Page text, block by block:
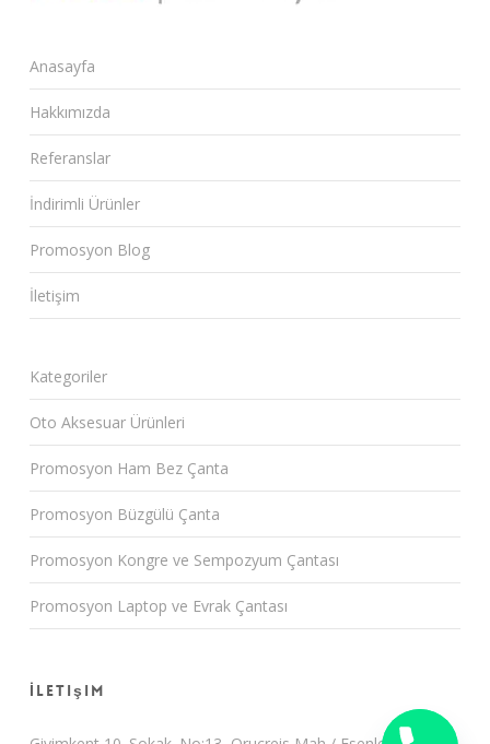
Anasayfa
Hakkımızda
Referanslar
İndirimli Ürünler
Promosyon Blog
İletişim
Kategoriler
Oto Aksesuar Ürünleri
Promosyon Ham Bez Çanta
Promosyon Büzgülü Çanta
Promosyon Kongre ve Sempozyum Çantası
Promosyon Laptop ve Evrak Çantası
İletişim